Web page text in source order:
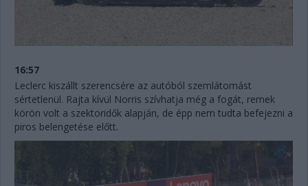
16:57
Leclerc kiszállt szerencsére az autóból szemlátomást
sértetlenül. Rajta kívül Norris szívhatja még a fogát, remek
körön volt a szektoridők alapján, de épp nem tudta befejezni a
piros belengetése előtt.